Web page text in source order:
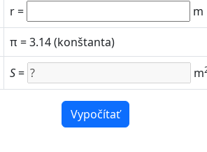
r =
m
π = 3.14 (konštanta)
S= m
Vypočítať